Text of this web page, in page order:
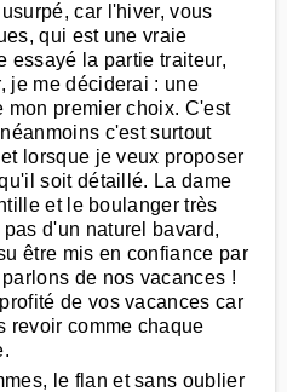
car l'hiver, vous
qui est une vraie
essayé la partie traiteur,
je me déciderai : une
premier choix. C'est
c'est surtout
lorsque je veux proposer
soit détaillé. La dame
et le boulanger très
d'un naturel bavard,
être mis en confiance par
de nos vacances !
de vos vacances car
revoir comme chaque
le flan et sans oublier